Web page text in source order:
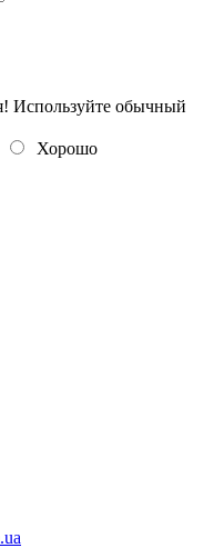
Используйте обычный
Хорошо